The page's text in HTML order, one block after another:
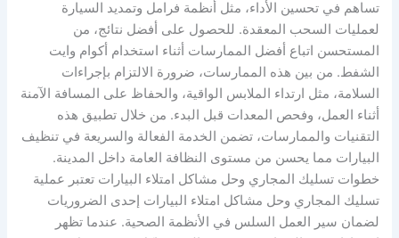
تساهم في تحسين الأداء، مثل أنظمة فرامل وتمديد السيارة
لعمليات السحب المعقدة. للحصول على أفضل نتائج، من
المستحسن اتباع أفضل الممارسات أثناء استخدام أكوام وايت
الشفط. من بين هذه الممارسات، ضرورة الالتزام بإجراءات
السلامة، مثل ارتداء الملابس الواقية، والحفاظ على المسافة الآمنة
أثناء العمل، وفحص المعدات قبل البدء. من خلال تطبيق هذه
التقنيات والممارسات، تضمن الخدمة الفعالة والسريعة في تنظيف
البيارات مما يحسن من مستوى النظافة العامة داخل المدينة.
خطوات تسليك المجاري وحل مشاكل امتلاء البيارات تعتبر عملية
تسليك المجاري وحل مشاكل امتلاء البيارات إحدى الضروريات
لضمان سير العمل السلس في الأنظمة الصحية. عندما تظهر